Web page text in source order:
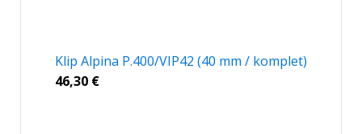
Klip Alpina P.400/VIP42 (40 mm / komplet)
46,30 €